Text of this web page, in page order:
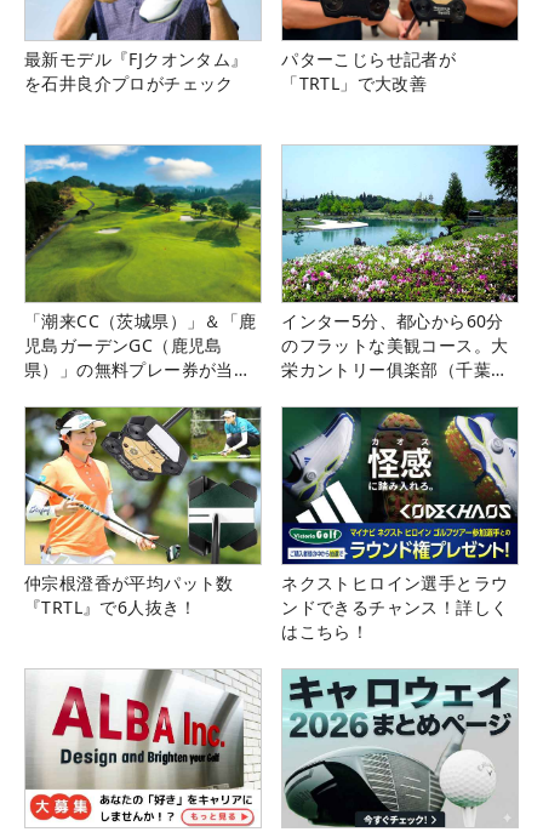
最新モデル『FJクオンタム』
を石井良介プロがチェック
パターこじらせ記者が
「TRTL」で大改善
「潮来CC（茨城県）」＆「鹿
児島ガーデンGC（鹿児島
県）」の無料プレー券が当た
インター5分、都心から60分
のフラットな美観コース。大
栄カントリー俱楽部（千葉
仲宗根澄香が平均パット数
『TRTL』で6人抜き！
ネクストヒロイン選手とラウ
ンドできるチャンス！詳しく
はこちら！